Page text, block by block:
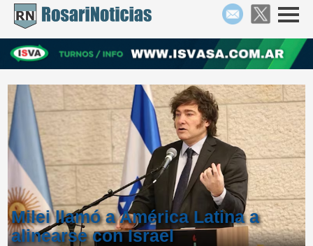
Milei llamó a América Latina a
alinearse con Israel